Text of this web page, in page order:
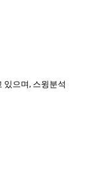
있으며, 스윙분석